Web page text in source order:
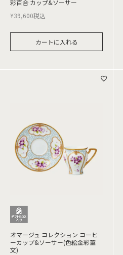
彩百合 カップ&ソーサー
¥39,600税込
カートに入れる
オマージュ コレクション コーヒ
ーカップ&ソーサー(色絵金彩菫
文)